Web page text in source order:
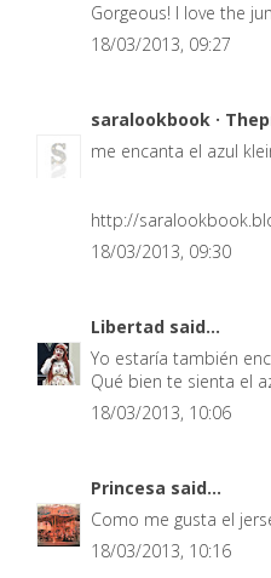
Gorgeous! I love the
18/03/2013, 09:27
saralookbook ·
me encanta el azul
http://
18/03/2013, 09:30
Libertad said...
Yo estaría también
Qué bien te sienta el
18/03/2013, 10:06
Princesa said...
Como me gusta el
18/03/2013, 10:16